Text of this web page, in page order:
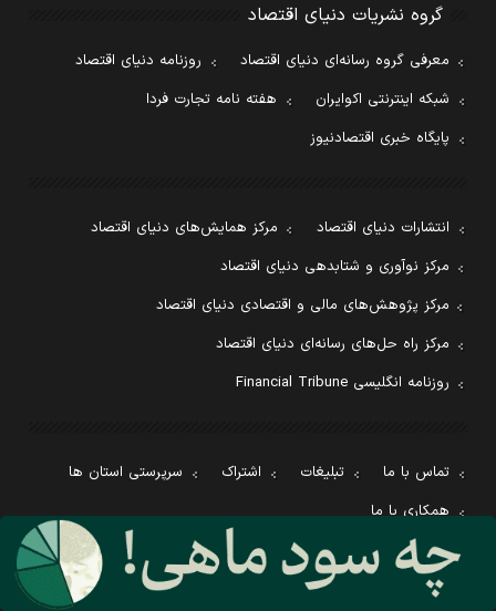
گروه نشریات دنیای اقتصاد
معرفی گروه رسانه‌ای دنیای اقتصاد
روزنامه دنیای اقتصاد
شبکه اینترنتی اکوایران
هفته نامه تجارت فردا
پایگاه خبری اقتصادنیوز
انتشارات دنیای اقتصاد
مرکز همایش‌های دنیای اقتصاد
مرکز نوآوری و شتابدهی دنیای اقتصاد
مرکز پژوهش‌های مالی و اقتصادی دنیای اقتصاد
مرکز راه حل‌های رسانه‌ای دنیای اقتصاد
روزنامه انگلیسی Financial Tribune
تماس با ما تبلیغات اشتراک
سرپرستی استان ها
همکاری با ما
درباره ما
معرفی روزنامه